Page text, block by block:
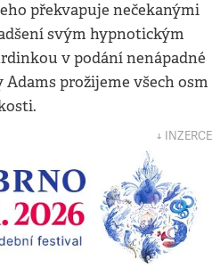
překvapuje nečekanými
svým hypnotickým
v podání nenápadné
prožijeme všech osm
↓ INZERCE